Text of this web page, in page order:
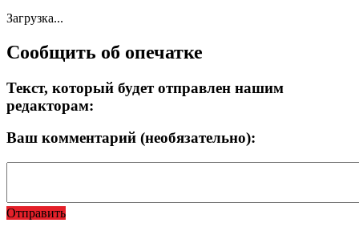
Загрузка...
Сообщить об опечатке
Текст, который будет отправлен нашим
редакторам:
Ваш комментарий (необязательно):
Отправить